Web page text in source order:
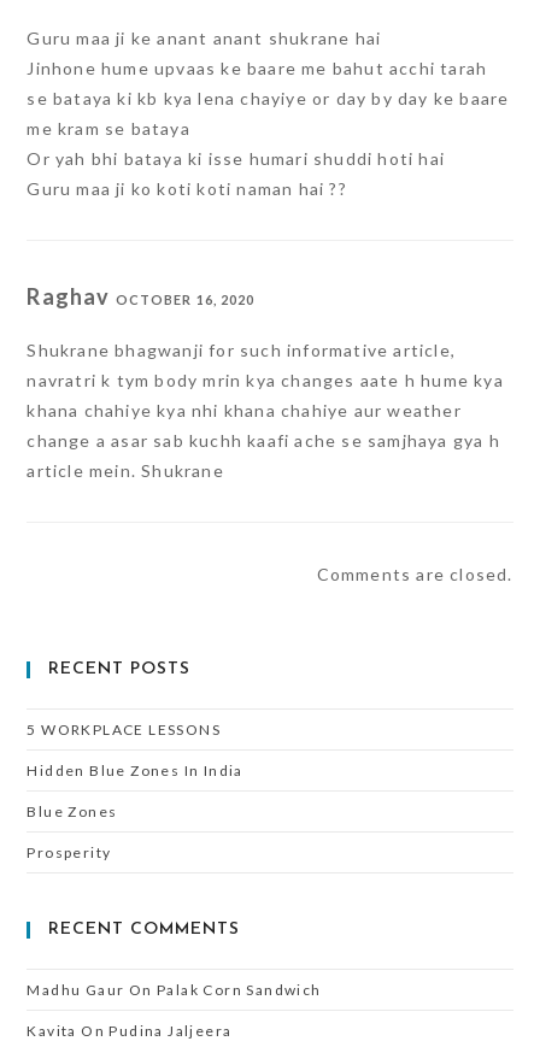
Guru maa ji ke anant anant shukrane hai
Jinhone hume upvaas ke baare me bahut acchi tarah
se bataya ki kb kya lena chayiye or day by day ke baare
me kram se bataya
Or yah bhi bataya ki isse humari shuddi hoti hai
Guru maa ji ko koti koti naman hai ??
Raghav OCTOBER 16, 2020
Shukrane bhagwanji for such informative article,
navratri k tym body mrin kya changes aate h hume kya
khana chahiye kya nhi khana chahiye aur weather
change a asar sab kuchh kaafi ache se samjhaya gya h
article mein. Shukrane
Comments are closed.
RECENT POSTS
5 WORKPLACE LESSONS
Hidden Blue Zones In India
Blue Zones
Prosperity
RECENT COMMENTS
Madhu Gaur OnPalak Corn Sandwich
Kavita OnPudina Jaljeera